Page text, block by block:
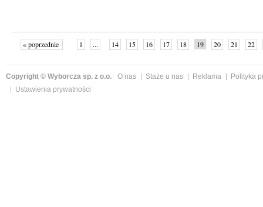
« poprzednie 1 ... 14 15 16 17 18 19 20 21
22
Copyright © Wyborcza sp. z o.o. O nas Staże u nas Reklama
Polityka
Ustawienia prywatności